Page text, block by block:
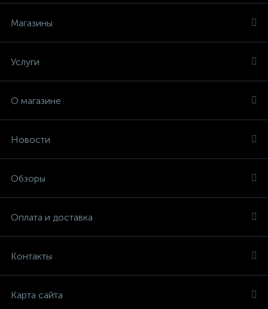
Магазины
Услуги
О магазине
Новости
Обзоры
Оплата и доставка
Контакты
Карта сайта